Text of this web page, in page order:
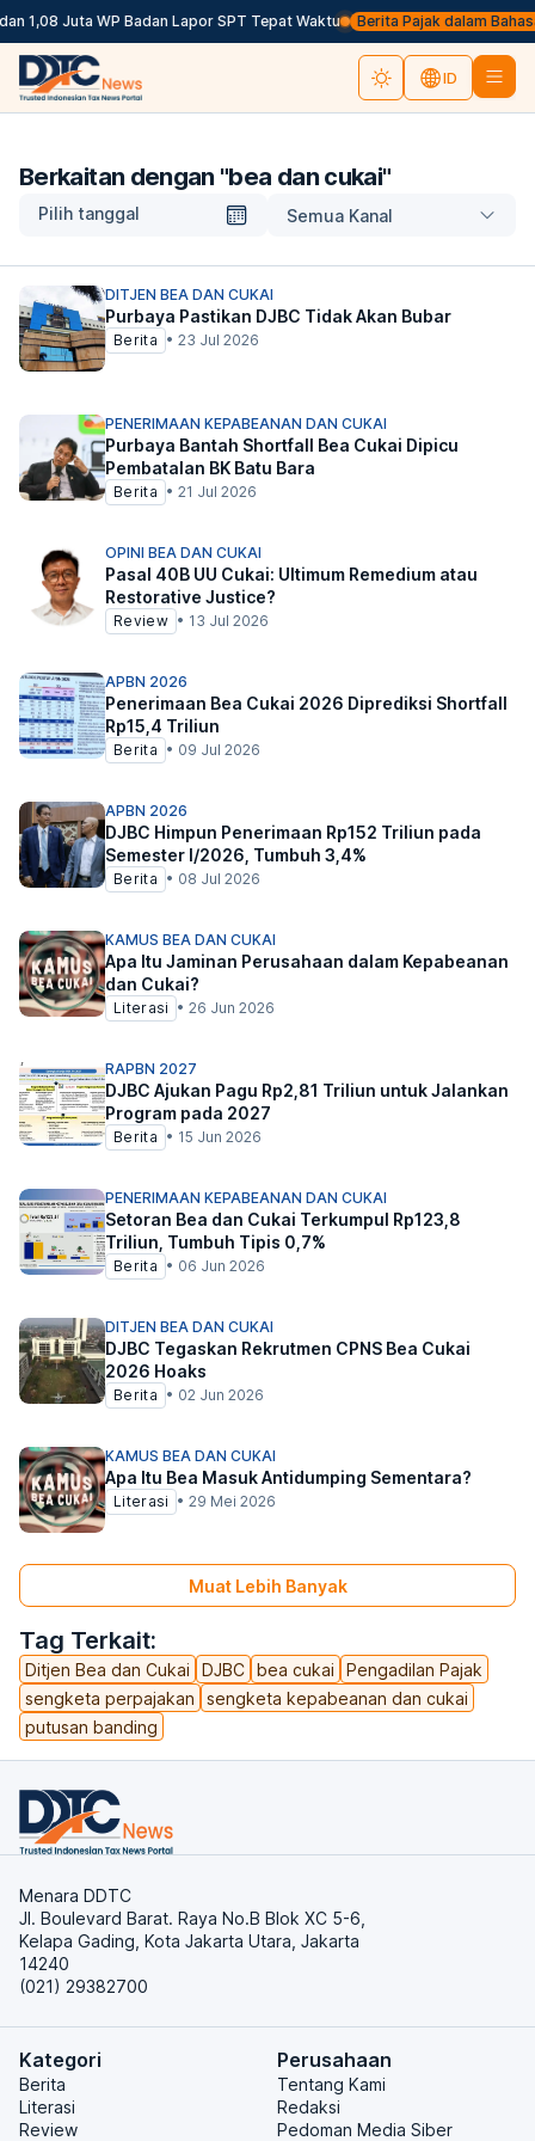
1,08 Juta WP Badan Lapor SPT Tepat Waktu Berita Pajak dalam
ID
Berkaitan dengan "bea dan cukai"
Pilih tanggal Semua Kanal
Tag Terkait:
Ditjen Bea dan Cukai DJBC bea cukai
Pengadilan Pajak
sengketa perpajakan
sengketa kepabeanan dan cukai
putusan banding
DITJEN BEA DAN CUKAI
Purbaya Pastikan DJBC Tidak Akan Bubar
Berita • 23 Jul 2026
PENERIMAAN KEPABEANAN DAN CUKAI
Purbaya Bantah Shortfall Bea Cukai Dipicu
Pembatalan BK Batu Bara
Berita • 21 Jul 2026
OPINI BEA DAN CUKAI
Pasal 40B UU Cukai: Ultimum Remedium atau
Restorative Justice?
Review • 13 Jul 2026
APBN 2026
Penerimaan Bea Cukai 2026 Diprediksi Shortfall
Rp15,4 Triliun
Berita • 09 Jul 2026
APBN 2026
DJBC Himpun Penerimaan Rp152 Triliun pada
Semester I/2026, Tumbuh 3,4%
Berita • 08 Jul 2026
KAMUS BEA DAN CUKAI
Apa Itu Jaminan Perusahaan dalam Kepabeanan
dan Cukai?
Literasi • 26 Jun 2026
RAPBN 2027
DJBC Ajukan Pagu Rp2,81 Triliun untuk Jalankan
Program pada 2027
Berita • 15 Jun 2026
PENERIMAAN KEPABEANAN DAN CUKAI
Setoran Bea dan Cukai Terkumpul Rp123,8
Triliun, Tumbuh Tipis 0,7%
Berita • 06 Jun 2026
DITJEN BEA DAN CUKAI
DJBC Tegaskan Rekrutmen CPNS Bea Cukai
2026 Hoaks
Berita • 02 Jun 2026
KAMUS BEA DAN CUKAI
Apa Itu Bea Masuk Antidumping Sementara?
Literasi • 29 Mei 2026
Muat Lebih Banyak
Menara DDTC
Jl. Boulevard Barat. Raya No.B Blok XC 5-6,
Kelapa Gading, Kota Jakarta Utara, Jakarta
14240
(021) 29382700
Kategori
Berita
Literasi
Review
Perusahaan
Tentang Kami
Redaksi
Pedoman Media Siber